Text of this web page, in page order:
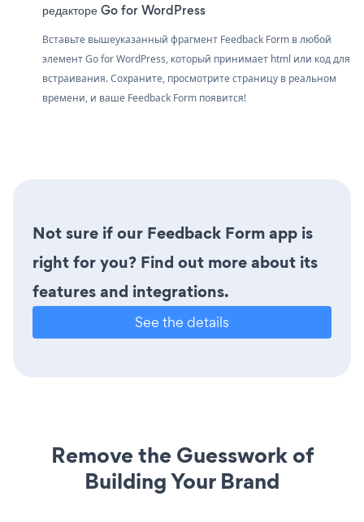
редакторе Go for WordPress
Вставьте вышеуказанный фрагмент Feedback Form в любой
элемент Go for WordPress, который принимает html или код для
встраивания. Сохраните, просмотрите страницу в реальном
времени, и ваше Feedback Form появится!
Not sure if our Feedback Form app is
right for you? Find out more about its
features and integrations.
See the details
Remove the Guesswork of
Building Your Brand